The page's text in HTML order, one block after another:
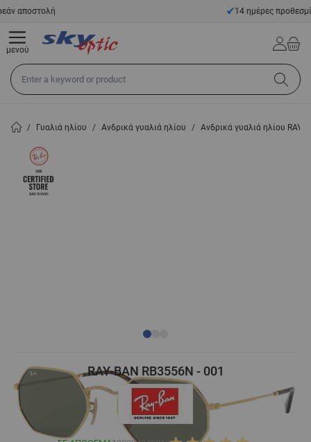
Μετάβαση στο περιεχόμενο14 ημέρες προθεσμία επιστροφής
Αναζήτηση σε όλο το κατάστημα...
μενού
/ Γυαλιά ηλίου / Ανδρικά γυαλιά ηλίου / Ανδρικά γυαλιά ηλίου RAY-
RAY-BAN RB3556N - 001